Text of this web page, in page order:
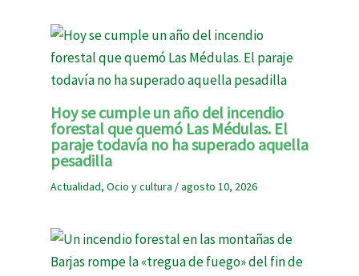
Hoy se cumple un año del incendio
forestal que quemó Las Médulas. El
paraje todavía no ha superado aquella
pesadilla
Actualidad, Ocio y cultura /agosto 10, 2026